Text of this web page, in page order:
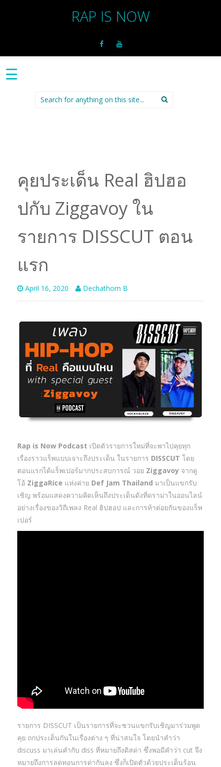
RAP IS NOW
☰
Search
for:
คุยประเด็น Real ฮิปฮอ
ปกับ Ziggavoy ใน
รายการ DISSCUT ตอน
แรก
April 16, 2020 Dechathorn B
Rap is Now Podcast เปิดตัวรายการใหม่ที่จะพาไปคุยทุก
เรื่องราวแร็พแบบเจาะถึงประเด็น ในรายการ DISSCUT โดย
ตอนแรกได้แร็พเปอร์มากประสบการณ์ วอย Ziggavoy จากดู
โอ้ ZiggaRice แห่งค่าย Def Jam Thailand มาเป็นแขกรับ
เชิญ พร้อมแสดงความคิดเห็นถึงประเด็นดังที่ดราม่าในออนไลน์
อย่างเรื่องของวิถีเพลง Real ฮิปฮอป และการท้าต่อยกันของแร็พ
เปอร์
รายการ DISSCUT เป็นรายการที่จะชวนแขกรับเชิญมาร่วมพูด
คุย ถกประเด็นกันในเรื่องต่าง ๆ ที่น่าสนใจ โดยนำคำว่า
discuss มาเล่นคำกับ diss ที่หมายถึงดิสด่า ซึ่งพอมีคำว่า cut จึง
หมายถึงการลดทอนการด่ากันลง ซึ่งก็เปิดตัวด้วยประเด็นร้อน